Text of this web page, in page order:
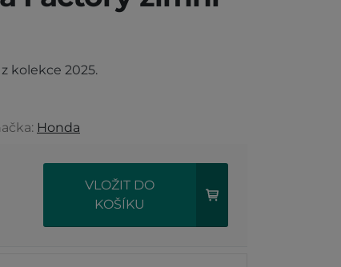
kolekce 2025.
Honda
VLOŽIT DO
KOŠÍKU